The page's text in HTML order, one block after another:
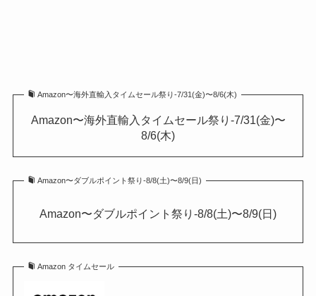
Amazon〜海外直輸入タイムセール祭り-7/31(金)〜8/6(木)
Amazon〜海外直輸入タイムセール祭り-7/31(金)〜
8/6(木)
Amazon〜ダブルポイント祭り-8/8(土)〜8/9(日)
Amazon〜ダブルポイント祭り-8/8(土)〜8/9(日)
Amazon タイムセール